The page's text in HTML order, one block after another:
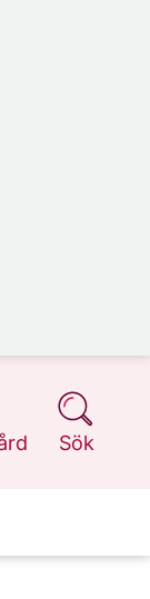
Sök
på 1177.se